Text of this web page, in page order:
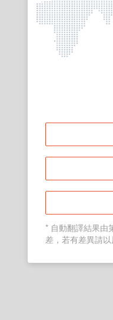
* 自動翻譯結果由
差，若有差異請以